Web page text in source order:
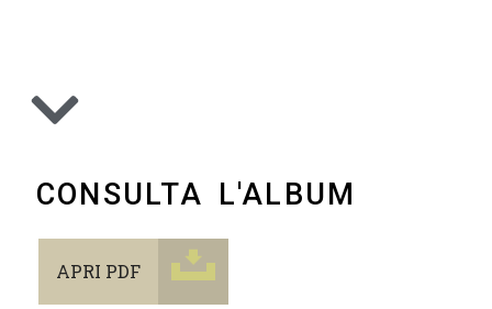
CONSULTA L'ALBUM
APRI PDF